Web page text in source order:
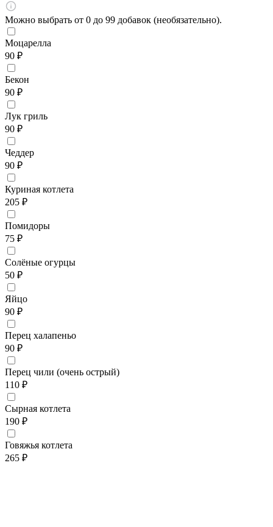
Можно выбрать от 0 до 99 добавок (необязательно).
Моцарелла
90 ₽
Бекон
90 ₽
Лук гриль
90 ₽
Чеддер
90 ₽
Куриная котлета
205 ₽
Помидоры
75 ₽
Солёные огурцы
50 ₽
Яйцо
90 ₽
Перец халапеньо
90 ₽
Перец чили (очень острый)
110 ₽
Сырная котлета
190 ₽
Говяжья котлета
265 ₽